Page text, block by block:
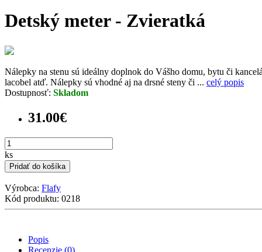
Detský meter - Zvieratká
Nálepky na stenu sú ideálny doplnok do Vášho domu, bytu či
lacobel atď. Nálepky sú vhodné aj na drsné steny či ... celý popis
Dostupnosť: Skladom
31.00€
ks
Pridať do košíka
Výrobca: Flafy
Kód produktu: 0218
Popis
Recenzie (0)